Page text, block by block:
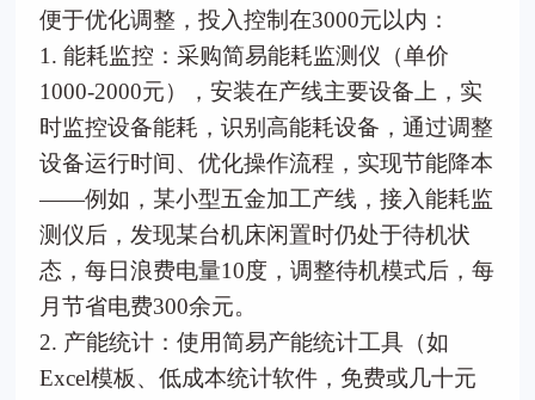
便于优化调整，投入控制在3000元以内：
1. 能耗监控：采购简易能耗监测仪（单价
1000-2000元），安装在产线主要设备上，实
时监控设备能耗，识别高能耗设备，通过调整
设备运行时间、优化操作流程，实现节能降本
——例如，某小型五金加工产线，接入能耗监
测仪后，发现某台机床闲置时仍处于待机状
态，每日浪费电量10度，调整待机模式后，每
月节省电费300余元。
2. 产能统计：使用简易产能统计工具（如
Excel模板、低成本统计软件，免费或几十元